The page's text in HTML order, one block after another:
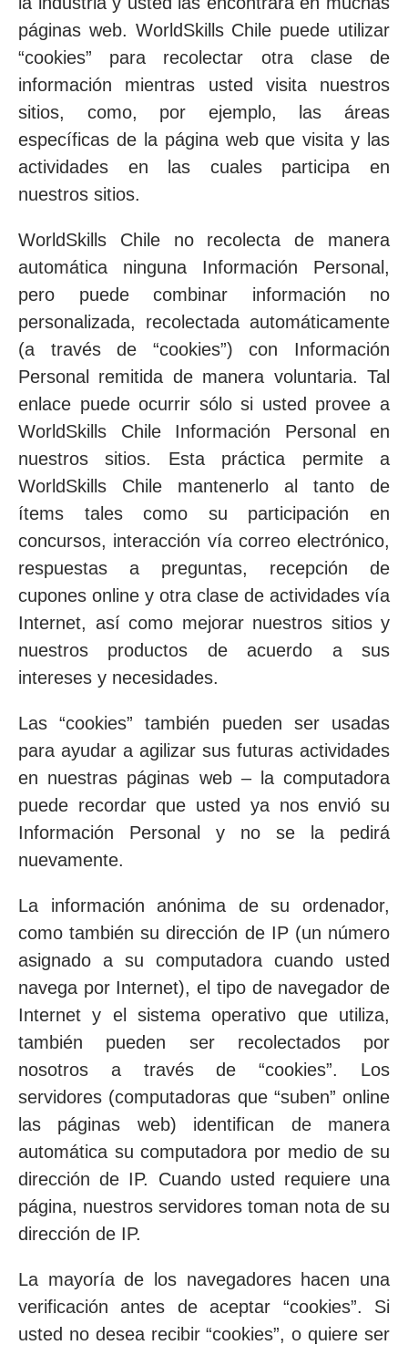
páginas web. WorldSkills Chile puede utilizar
“cookies” para recolectar otra clase de
información mientras usted visita nuestros
sitios, como, por ejemplo, las áreas
específicas de la página web que visita y las
actividades en las cuales participa en
nuestros sitios.
WorldSkills Chile no recolecta de manera
automática ninguna Información Personal,
pero puede combinar información no
personalizada, recolectada automáticamente
(a través de “cookies”) con Información
Personal remitida de manera voluntaria. Tal
enlace puede ocurrir sólo si usted provee a
WorldSkills Chile Información Personal en
nuestros sitios. Esta práctica permite a
WorldSkills Chile mantenerlo al tanto de
ítems tales como su participación en
concursos, interacción vía correo electrónico,
respuestas a preguntas, recepción de
cupones online y otra clase de actividades vía
Internet, así como mejorar nuestros sitios y
nuestros productos de acuerdo a sus
intereses y necesidades.
Las “cookies” también pueden ser usadas
para ayudar a agilizar sus futuras actividades
en nuestras páginas web – la computadora
puede recordar que usted ya nos envió su
Información Personal y no se la pedirá
nuevamente.
La información anónima de su ordenador,
como también su dirección de IP (un número
asignado a su computadora cuando usted
navega por Internet), el tipo de navegador de
Internet y el sistema operativo que utiliza,
también pueden ser recolectados por
nosotros a través de “cookies”. Los
servidores (computadoras que “suben” online
las páginas web) identifican de manera
automática su computadora por medio de su
dirección de IP. Cuando usted requiere una
página, nuestros servidores toman nota de su
dirección de IP.
La mayoría de los navegadores hacen una
verificación antes de aceptar “cookies”. Si
usted no desea recibir “cookies”, o quiere ser